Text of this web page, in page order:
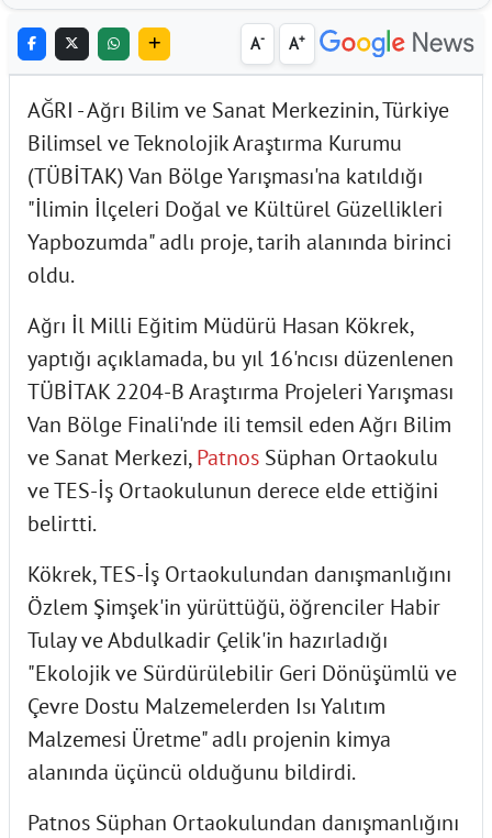
A- A+
AĞRI - Ağrı Bilim ve Sanat Merkezinin, Türkiye
Bilimsel ve Teknolojik Araştırma Kurumu
(TÜBİTAK) Van Bölge Yarışması'na katıldığı
"İlimin İlçeleri Doğal ve Kültürel Güzellikleri
Yapbozumda" adlı proje, tarih alanında birinci
oldu.
Ağrı İl Milli Eğitim Müdürü Hasan Kökrek,
yaptığı açıklamada, bu yıl 16'ncısı düzenlenen
TÜBİTAK 2204-B Araştırma Projeleri Yarışması
Van Bölge Finali'nde ili temsil eden Ağrı Bilim
ve Sanat Merkezi,Patnos Süphan Ortaokulu
ve TES-İş Ortaokulunun derece elde ettiğini
belirtti.
Kökrek, TES-İş Ortaokulundan danışmanlığını
Özlem Şimşek'in yürüttüğü, öğrenciler Habir
Tulay ve Abdulkadir Çelik'in hazırladığı
"Ekolojik ve Sürdürülebilir Geri Dönüşümlü ve
Çevre Dostu Malzemelerden Isı Yalıtım
Malzemesi Üretme" adlı projenin kimya
alanında üçüncü olduğunu bildirdi.
Patnos Süphan Ortaokulundan danışmanlığını